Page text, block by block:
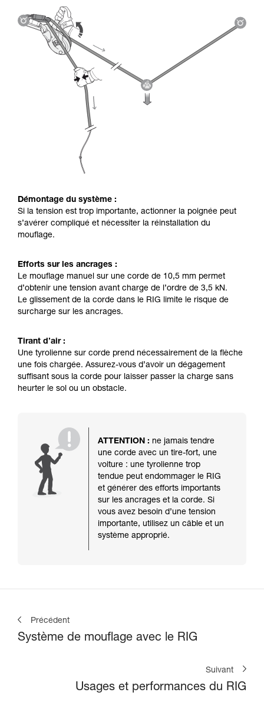
Démontage du système :
Si la tension est trop importante, actionner la poignée peut
s’avérer compliqué et nécessiter la réinstallation du
mouflage.
Efforts sur les ancrages :
Le mouflage manuel sur une corde de 10,5 mm permet
d’obtenir une tension avant charge de l’ordre de 3,5 kN.
Le glissement de la corde dans le RIG limite le risque de
surcharge sur les ancrages.
Tirant d’air :
Une tyrolienne sur corde prend nécessairement de la flèche
une fois chargée. Assurez-vous d’avoir un dégagement
suffisant sous la corde pour laisser passer la charge sans
heurter le sol ou un obstacle.
ATTENTION : ne jamais tendre
une corde avec un tire-fort, une
voiture : une tyrolienne trop
tendue peut endommager le RIG
et générer des efforts importants
sur les ancrages et la corde. Si
vous avez besoin d’une tension
importante, utilisez un câble et un
système approprié.
Précédent
Système de mouflage avec le RIG
Suivant
Usages et performances du RIG